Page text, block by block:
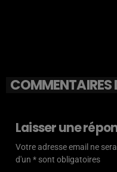
COMMENTAIRES
Laisser une
Votre adresse email ne
d'un * sont obligatoires